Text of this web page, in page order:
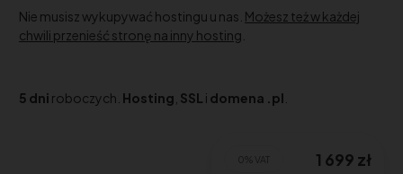
Nie musisz wykupywać hostingu u nas. Możesz też w każdej
chwili przenieść stronę na inny hosting
5 dni roboczych. Hosting SSL i domena .pl
0% VAT 1 699 zł